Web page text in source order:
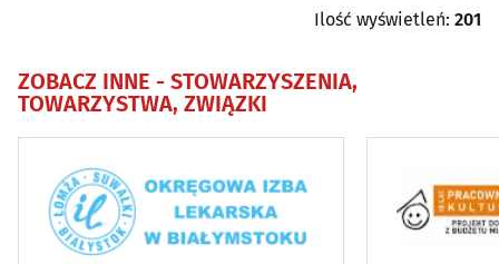
Urzędy pocztowe(37)
Ilość wyświetleń: 201
ZOBACZ INNE - STOWARZYSZENIA,
TOWARZYSTWA, ZWIĄZKI